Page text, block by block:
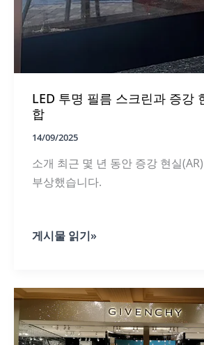
LED 투명 필름 스크린과 증강
합
14/09/2025
소개 최근 몇 년 동안 증강 현실
부상했습니다.
LED
름
스
크
린
과
게시물 읽기»